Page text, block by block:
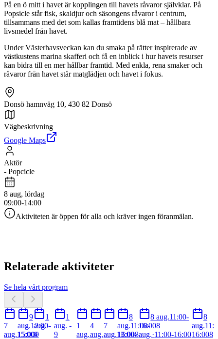
På en ö mitt i havet är kopplingen till havets råvaror självklar. På
Popsicle står fisk, skaldjur och säsongens råvaror i centrum,
tillsammans med det som kallas framtidens blå mat – hållbara
livsmedel från havet.
Under Västerhavsveckan kan du smaka på rätter inspirerade av
västkustens marina skafferi och få en inblick i hur havets resurser
kan bidra till en mer hållbar framtid. Med enkla, rena smaker och
råvaror från havet står matglädjen och havet i fokus.
Donsö hamnväg 10, 430 82 Donsö
Vägbeskrivning
Google Maps
Aktör
- Popcicle
8 aug, lördag
09:00-14:00
Aktiviteten är öppen för alla och kräver ingen föranmälan.
Relaterade aktiviteter
Se hela vårt program
7
aug.15:00-
9
aug.12:00-
15:009
1
aug. -
9
1
aug. -
9
1
aug.
4
aug.
7
aug.13:00-
8
aug.11:00-
16:008
8 aug.11:00-
16:008
aug.·11:00-16:00
8
aug.
16:008